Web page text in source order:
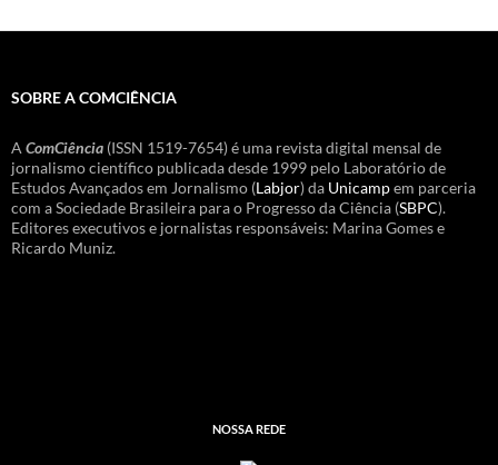
SOBRE A COMCIÊNCIA
A ComCiência (ISSN 1519-7654) é uma revista digital mensal de
jornalismo científico publicada desde 1999 pelo Laboratório de
Estudos Avançados em Jornalismo (Labjor) da Unicampem parceria
com a Sociedade Brasileira para o Progresso da Ciência (SBPC).
Editores executivos e jornalistas responsáveis: Marina Gomes e
Ricardo Muniz.
NOSSA REDE